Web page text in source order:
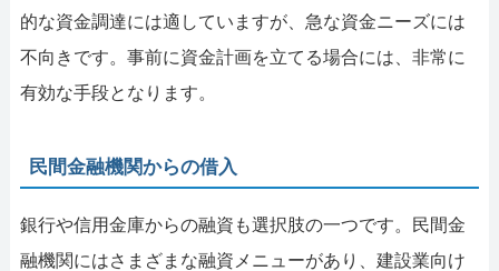
的な資金調達には適していますが、急な資金ニーズには
不向きです。事前に資金計画を立てる場合には、非常に
有効な手段となります。
民間金融機関からの借入
銀行や信用金庫からの融資も選択肢の一つです。民間金
融機関にはさまざまな融資メニューがあり、建設業向け